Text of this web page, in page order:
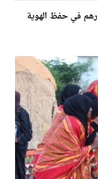
في حفظ الهوية